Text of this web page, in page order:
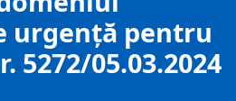
urgenţă pentru
5272/05.03.2024